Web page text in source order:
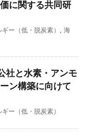
に関する共同研
ー（低・脱炭素） , 海
社と水素・アンモ
ン構築に向けて
ー（低・脱炭素）